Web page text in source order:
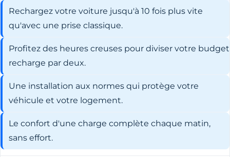
Rechargez votre voiture jusqu'à 10 fois plus vite
qu'avec une prise classique.
Profitez des heures creuses pour diviser votre budget
recharge par deux.
Une installation aux normes qui protège votre
véhicule et votre logement.
Le confort d'une charge complète chaque matin,
sans effort.